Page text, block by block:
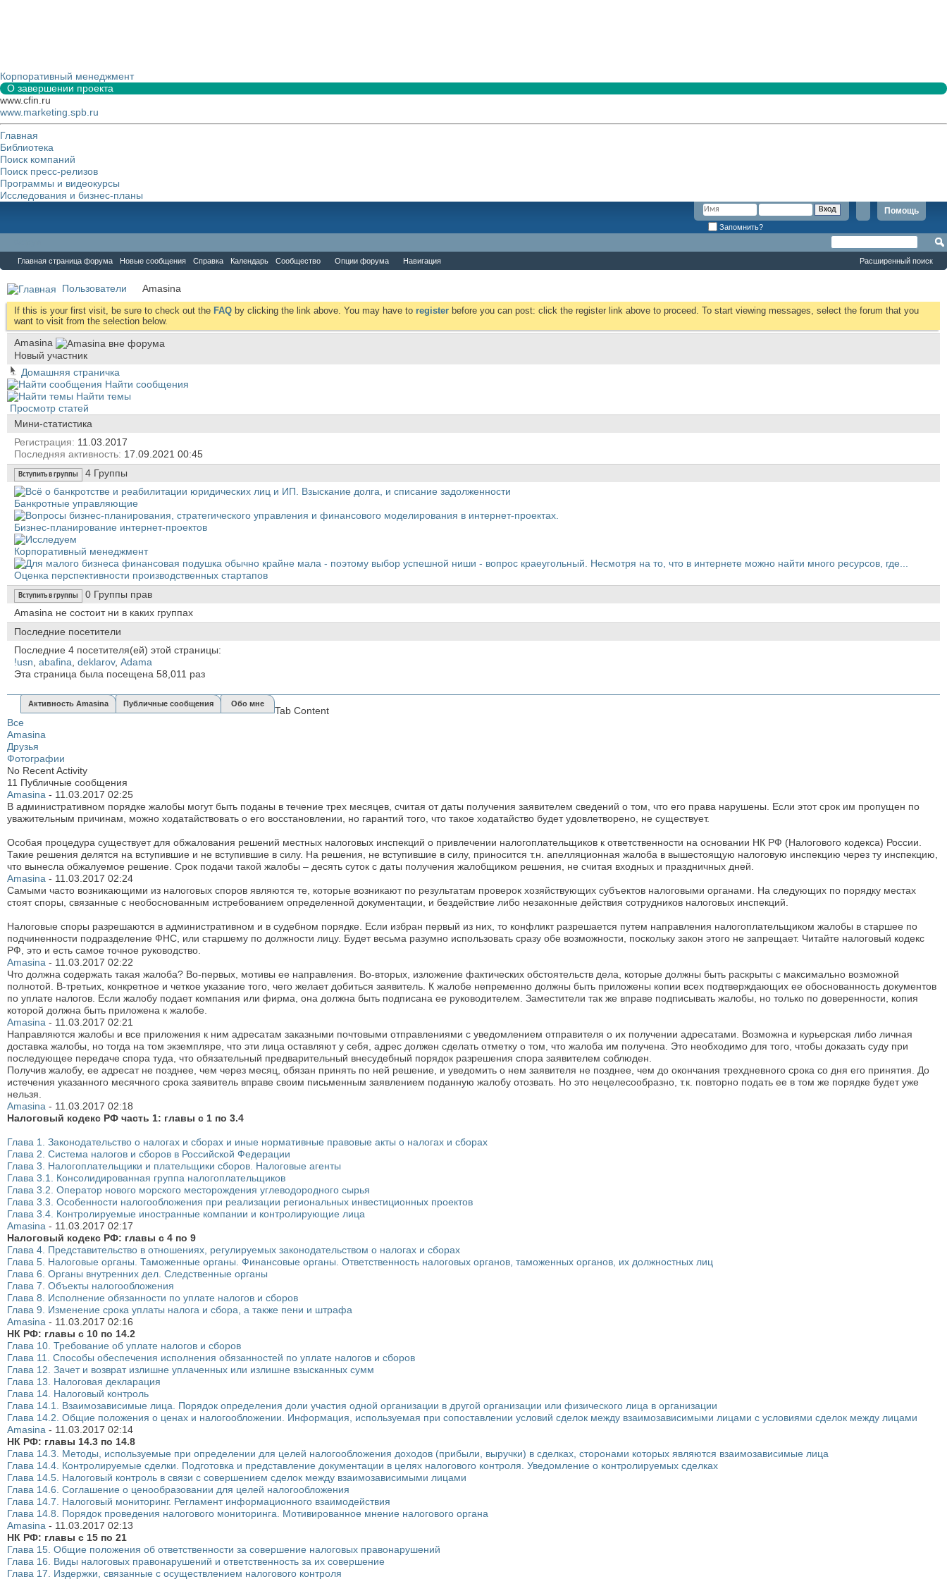
Корпоративный менеджмент
О завершении проекта
www.cfin.ru
www.marketing.spb.ru
Главная
Библиотека
Поиск компаний
Поиск пресс-релизов
Программы и видеокурсы
Исследования и бизнес-планы
Помощь
Запомнить?
Главная страница форума Новые сообщения Справка Календарь Сообщество Опции форума Навигация Расширенный поиск
Пользователи Amasina
If this is your first visit, be sure to check out the FAQ by clicking the link above. You may have to register before you can post: click the register link above to proceed. To start viewing messages, select the forum that you
want to visit from the selection below.
Amasina
Новый участник
Домашняя страничка
Найти сообщения
Найти темы
Просмотр статей
Мини-статистика
Регистрация
11.03.2017
Последняя активность 17.09.2021 00:45
Вступить в группы 4 Группы
Банкротные управляющие
Бизнес-планирование интернет-проектов
Корпоративный менеджмент
Оценка перспективности производственных стартапов
Вступить в группы 0 Группы прав
Amasina не состоит ни в каких группах
Последние посетители
Последние 4 посетителя(ей) этой страницы:
!usn abafina deklarov, Аdama
Эта страница была посещена 58,011 раз
Активность Amasina Публичные сообщения Обо мне
Tab Content
Все
Amasina
Друзья
Фотографии
No Recent Activity
11 Публичные сообщения
Amasina - 11.03.2017 02:25
В административном порядке жалобы могут быть поданы в течение трех месяцев, считая от даты получения заявителем сведений о том, что его права нарушены. Если этот срок им пропущен по
уважительным причинам, можно ходатайствовать о его восстановлении, но гарантий того, что такое ходатайство будет удовлетворено, не существует.
Особая процедура существует для обжалования решений местных налоговых инспекций о привлечении налогоплательщиков к ответственности на основании НК РФ (Налогового кодекса) России.
Такие решения делятся на вступившие и не вступившие в силу. На решения, не вступившие в силу, приносится т.н. апелляционная жалоба в вышестоящую налоговую инспекцию через ту инспекцию,
что вынесла обжалуемое решение. Срок подачи такой жалобы – десять суток с даты получения жалобщиком решения, не считая входных и праздничных дней.
Amasina - 11.03.2017 02:24
Самыми часто возникающими из налоговых споров являются те, которые возникают по результатам проверок хозяйствующих субъектов налоговыми органами. На следующих по порядку местах
стоят споры, связанные с необоснованным истребованием определенной документации, и бездействие либо незаконные действия сотрудников налоговых инспекций.
Налоговые споры разрешаются в административном и в судебном порядке. Если избран первый из них, то конфликт разрешается путем направления налогоплательщиком жалобы в старшее по
подчиненности подразделение ФНС, или старшему по должности лицу. Будет весьма разумно использовать сразу обе возможности, поскольку закон этого не запрещает. Читайте налоговый кодекс
РФ, это и есть самое точное руководство.
Amasina - 11.03.2017 02:22
Что должна содержать такая жалоба? Во-первых, мотивы ее направления. Во-вторых, изложение фактических обстоятельств дела, которые должны быть раскрыты с максимально возможной
полнотой. В-третьих, конкретное и четкое указание того, чего желает добиться заявитель. К жалобе непременно должны быть приложены копии всех подтверждающих ее обоснованность документов
по уплате налогов. Если жалобу подает компания или фирма, она должна быть подписана ее руководителем. Заместители так же вправе подписывать жалобы, но только по доверенности, копия
которой должна быть приложена к жалобе.
Amasina - 11.03.2017 02:21
Направляются жалобы и все приложения к ним адресатам заказными почтовыми отправлениями с уведомлением отправителя о их получении адресатами. Возможна и курьерская либо личная
доставка жалобы, но тогда на том экземпляре, что эти лица оставляют у себя, адрес должен сделать отметку о том, что жалоба им получена. Это необходимо для того, чтобы доказать суду при
последующее передаче спора туда, что обязательный предварительный внесудебный порядок разрешения спора заявителем соблюден.
Получив жалобу, ее адресат не позднее, чем через месяц, обязан принять по ней решение, и уведомить о нем заявителя не позднее, чем до окончания трехдневного срока со дня его принятия. До
истечения указанного месячного срока заявитель вправе своим письменным заявлением поданную жалобу отозвать. Но это нецелесообразно, т.к. повторно подать ее в том же порядке будет уже
нельзя.
Amasina - 11.03.2017 02:18
Налоговый кодекс РФ часть 1: главы с 1 по 3.4
Глава 1. Законодательство о налогах и сборах и иные нормативные правовые акты о налогах и сборах
Глава 2. Система налогов и сборов в Российской Федерации
Глава 3. Налогоплательщики и плательщики сборов. Налоговые агенты
Глава 3.1. Консолидированная группа налогоплательщиков
Глава 3.2. Оператор нового морского месторождения углеводородного сырья
Глава 3.3. Особенности налогообложения при реализации региональных инвестиционных проектов
Глава 3.4. Контролируемые иностранные компании и контролирующие лица
Amasina - 11.03.2017 02:17
Налоговый кодекс РФ: главы с 4 по 9
Глава 4. Представительство в отношениях, регулируемых законодательством о налогах и сборах
Глава 5. Налоговые органы. Таможенные органы. Финансовые органы. Ответственность налоговых органов, таможенных органов, их должностных лиц
Глава 6. Органы внутренних дел. Следственные органы
Глава 7. Объекты налогообложения
Глава 8. Исполнение обязанности по уплате налогов и сборов
Глава 9. Изменение срока уплаты налога и сбора, а также пени и штрафа
Amasina - 11.03.2017 02:16
НК РФ: главы с 10 по 14.2
Глава 10. Требование об уплате налогов и сборов
Глава 11. Способы обеспечения исполнения обязанностей по уплате налогов и сборов
Глава 12. Зачет и возврат излишне уплаченных или излишне взысканных сумм
Глава 13. Налоговая декларация
Глава 14. Налоговый контроль
Глава 14.1. Взаимозависимые лица. Порядок определения доли участия одной организации в другой организации или физического лица в организации
Глава 14.2. Общие положения о ценах и налогообложении. Информация, используемая при сопоставлении условий сделок между взаимозависимыми лицами с условиями сделок между лицами
Amasina - 11.03.2017 02:14
НК РФ: главы 14.3 по 14.8
Глава 14.3. Методы, используемые при определении для целей налогообложения доходов (прибыли, выручки) в сделках, сторонами которых являются взаимозависимые лица
Глава 14.4. Контролируемые сделки. Подготовка и представление документации в целях налогового контроля. Уведомление о контролируемых сделках
Глава 14.5. Налоговый контроль в связи с совершением сделок между взаимозависимыми лицами
Глава 14.6. Соглашение о ценообразовании для целей налогообложения
Глава 14.7. Налоговый мониторинг. Регламент информационного взаимодействия
Глава 14.8. Порядок проведения налогового мониторинга. Мотивированное мнение налогового органа
Amasina - 11.03.2017 02:13
НК РФ: главы с 15 по 21
Глава 15. Общие положения об ответственности за совершение налоговых правонарушений
Глава 16. Виды налоговых правонарушений и ответственность за их совершение
Глава 17. Издержки, связанные с осуществлением налогового контроля